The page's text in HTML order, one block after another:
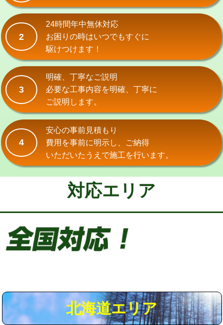
（P/S/ポップアップ））
交換・取付（その他部品）
持込商品取付（単水栓）
持込商品取付（混合水栓） 16,500円
持込商品取付（浄水器・分岐水栓） 16,500円
給水管工事※（ホール加工)
給水管工事※（バンド止め)
給水管工事※（支持金具設置) 5,500円
給水管工事※（保温材使用（バンド止
め込み）)
5,500円
給水管工事※（土の掘削・埋め戻し作
11,000円
給水管工事※（塩ビ管（VP・HI）使
用/3ｍまで)
給水管工事※（ライニング鋼管・銅
管・ポリ管・HT管使用/3ｍまで)
44,000円
給水管工事※（ライニング鋼管・銅
+8,800円
2
24時間年中無休対応
お困りの時はいつでもすぐに
駆けつけます！
3
明確、丁寧なご説明
必要な工事内容を明確、丁寧に
ご説明します。
4
安心の事前見積もり
費用を事前に明示し、ご納得
いただいたうえで施工を行います。
対応エリア
北海道エリア